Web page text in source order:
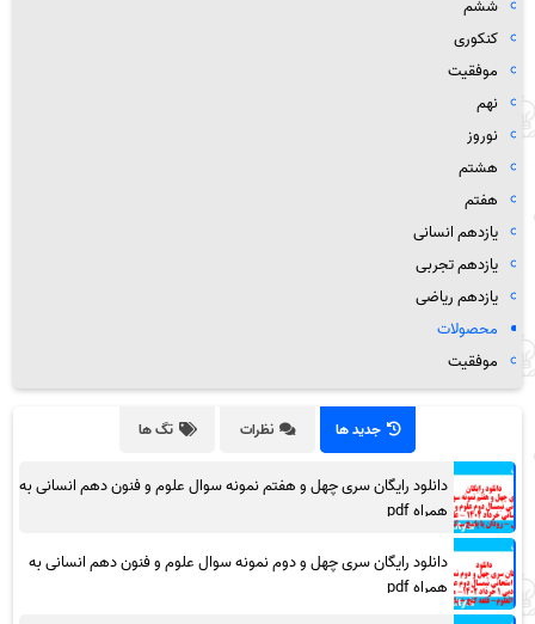
ششم
کنکوری
موفقیت
نهم
نوروز
هشتم
هفتم
یازدهم انسانی
یازدهم تجربی
یازدهم ریاضی
محصولات
موفقیت
جدید ها نظرات تگ ها
دانلود رایگان سری چهل و هفتم نمونه سوال علوم و فنون دهم انسانی به
همراه pdf
دانلود رایگان سری چهل و دوم نمونه سوال علوم و فنون دهم انسانی به
همراه pdf